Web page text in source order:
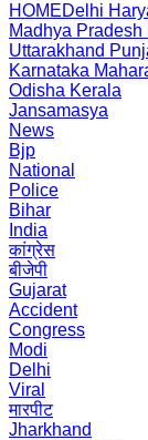
HOMEDelhi
Madhya Pradesh
Uttarakhand
Karnataka
Odisha Kerala
Jansamasya
News
Bjp
National
Police
Bihar
India
कांग्रेस
बीजेपी
Gujarat
Accident
Congress
Modi
Delhi
Viral
मारपीट
Jharkhand